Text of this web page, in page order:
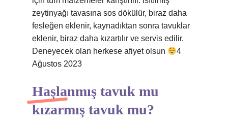
zeytinyağı tavasına sos dökülür, biraz daha
fesleğen eklenir, kaynadıktan sonra tavuklar
eklenir, biraz daha kızartılır ve servis edilir.
Deneyecek olan herkese afiyet olsun
4
Ağustos 2023
Haşlanmış tavuk mu
kızarmış tavuk mu?